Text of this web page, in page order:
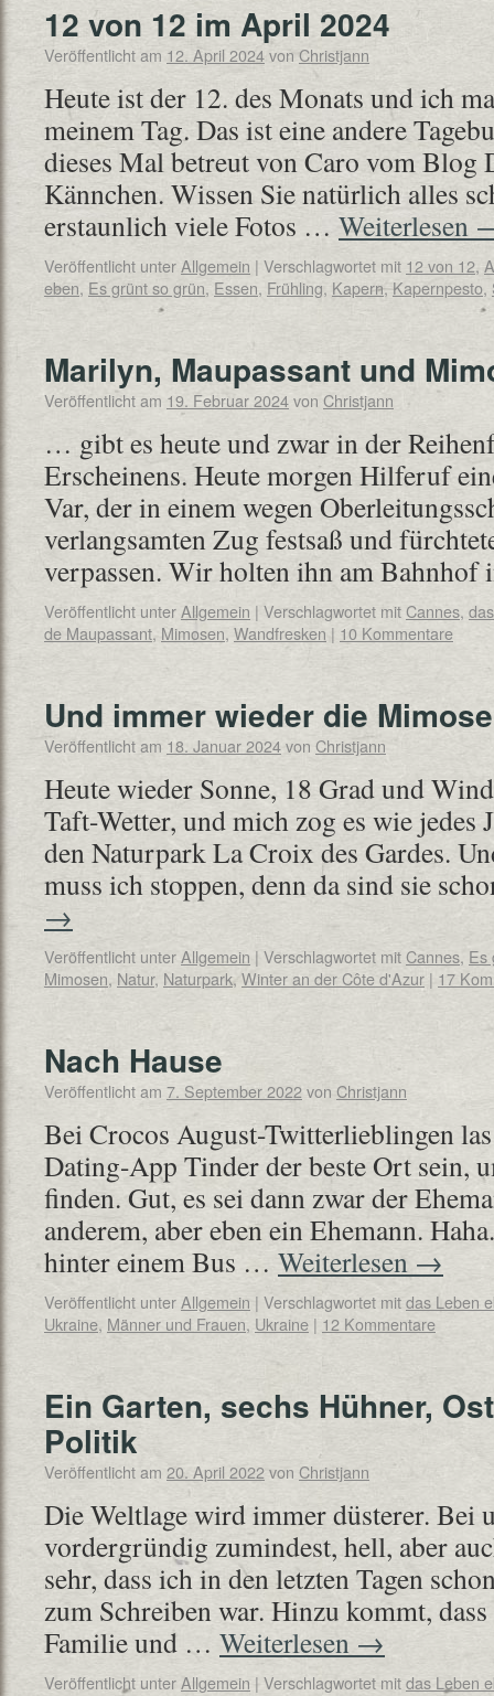
12 von 12 im April 2024
Veröffentlicht am 12. April 2024von Christjann
Heute ist der 12. des Monats und ich
meinem Tag. Das ist eine andere
dieses Mal betreut von Caro vom Blog
Kännchen. Wissen Sie natürlich alles
erstaunlich viele Fotos … Weiterlesen
Veröffentlicht unterAllgemein | Verschlagwortet mit 12 von 12,
eben, Es grünt so grün, Essen, Frühling, Kapern,Kapernpesto,
Marilyn, Maupassant und
Veröffentlicht am 19. Februar 2024von Christjann
… gibt es heute und zwar in der
Erscheinens. Heute morgen Hilferuf
Var, der in einem wegen
verlangsamten Zug festsaß und
verpassen. Wir holten ihn am
Veröffentlicht unterAllgemein | Verschlagwortet mitCannes,
de Maupassant, Mimosen, Wandfresken | 10 Kommentare
Und immer wieder die
Veröffentlicht am 18. Januar 2024von Christjann
Heute wieder Sonne, 18 Grad und
Taft-Wetter, und mich zog es wie jedes
den Naturpark La Croix des Gardes.
muss ich stoppen, denn da sind sie
→
Veröffentlicht unterAllgemein | Verschlagwortet mitCannes, Es
Mimosen, Natur, Naturpark, Winter an der Côte d'Azur | 17
Nach Hause
Veröffentlicht am 7. September 2022von Christjann
Bei Crocos August-Twitterlieblingen
Dating-App Tinder der beste Ort sein,
finden. Gut, es sei dann zwar der
anderem, aber eben ein Ehemann.
hinter einem Bus … Weiterlesen →
Veröffentlicht unterAllgemein | Verschlagwortet mitdas Leben
Ukraine, Männer und Frauen, Ukraine | 12 Kommentare
Ein Garten, sechs Hühner,
Politik
Veröffentlicht am 20. April 2022von Christjann
Die Weltlage wird immer düsterer. Bei
vordergründig zumindest, hell, aber
sehr, dass ich in den letzten Tagen
zum Schreiben war. Hinzu kommt,
Familie und … Weiterlesen →
Veröffentlicht unterAllgemein | Verschlagwortet mitdas Leben